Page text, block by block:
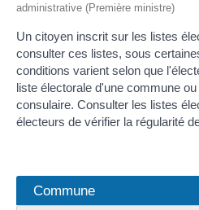
administrative (Première ministre)
Un citoyen inscrit sur les listes
consulter ces listes, sous
conditions varient selon que
liste électorale d'une commune
consulaire. Consulter les listes
électeurs de vérifier la régularité
Commune